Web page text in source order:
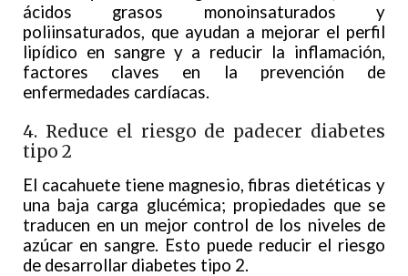
ácidos grasos monoinsaturados y
poliinsaturados, que ayudan a mejorar el perfil
lipídico en sangre y a reducir la inflamación,
factores claves en la prevención de
enfermedades cardíacas.
4. Reduce el riesgo de padecer diabetes
tipo 2
El cacahuete tiene magnesio, fibras dietéticas y
una baja carga glucémica; propiedades que se
traducen en un mejor control de los niveles de
azúcar en sangre. Esto puede reducir el riesgo
de desarrollar diabetes tipo 2.